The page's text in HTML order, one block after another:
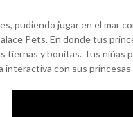
pudiendo jugar en el mar
Pets. En donde tus
tiernas y bonitas. Tus niñas
interactiva con sus